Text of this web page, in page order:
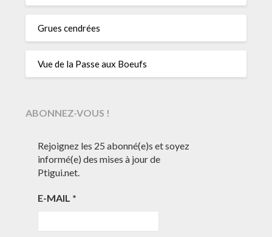
Grues cendrées
Vue de la Passe aux Boeufs
ABONNEZ-VOUS !
Rejoignez les 25 abonné(e)s et soyez
informé(e) des mises à jour de
Ptigui.net.
E-MAIL *